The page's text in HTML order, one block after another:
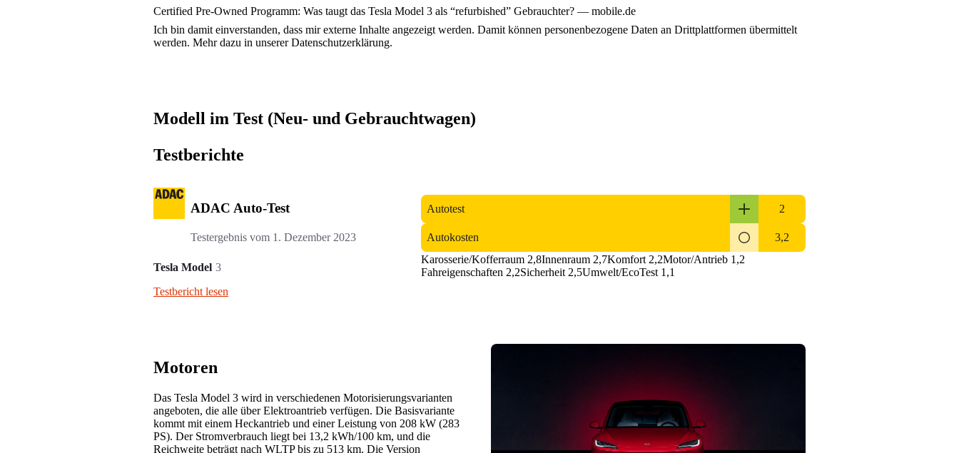
Certified Pre-Owned Programm: Was taugt das Tesla Model 3 als “refurbished” Gebrauchter? — mobile.de
Ich bin damit einverstanden, dass mir externe Inhalte angezeigt werden. Damit können personenbezogene Daten an Drittplattformen übermittelt
werden. Mehr dazu in unserer Datenschutzerklärung.
Modell im Test (Neu- und Gebrauchtwagen)
Testberichte
ADAC Auto-Test
Testergebnis vom 1. Dezember 2023
Tesla Model 3
Testbericht lesen
Autotest 2
Autokosten
3,2
Karosserie/Kofferraum 2,8Innenraum 2,7Komfort 2,2Motor/Antrieb 1,2
Fahreigenschaften 2,2Sicherheit 2,5Umwelt/EcoTest 1,1
Motoren
Das Tesla Model 3 wird in verschiedenen Motorisierungsvarianten
angeboten, die alle über Elektroantrieb verfügen. Die Basisvariante
kommt mit einem Heckantrieb und einer Leistung von 208 kW (283
PS). Der Stromverbrauch liegt bei 13,2 kWh/100 km, und die
Reichweite beträgt nach WLTP bis zu 513 km. Die Version